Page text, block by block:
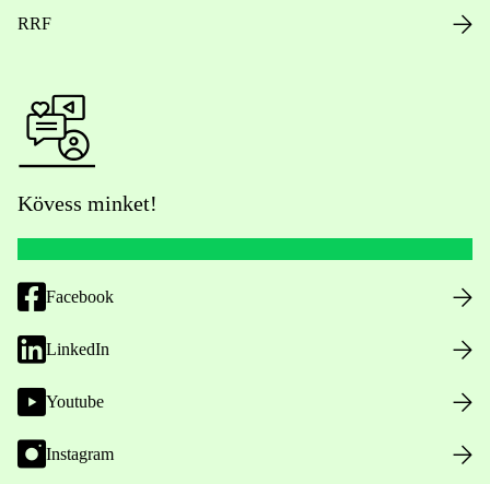
RRF
Kövess minket!
Facebook
LinkedIn
Youtube
Instagram